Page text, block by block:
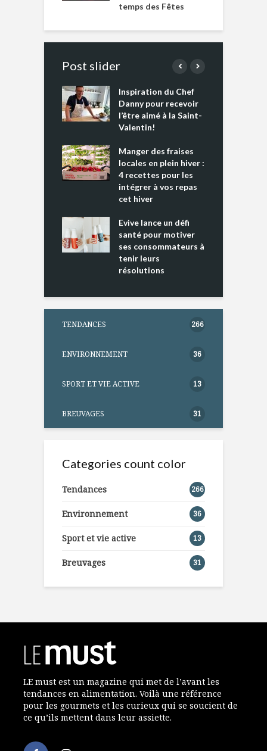
temps des Fêtes
Post slider
Inspiration du Chef
Danny pour recevoir
l’être aimé à la Saint-
Valentin!
Manger des fraises
locales en plein hiver :
4 recettes pour les
intégrer à vos repas
cet hiver
Evive lance un défi
santé pour motiver
ses consommateurs à
tenir leurs
résolutions
TENDANCES 266
ENVIRONNEMENT 36
SPORT ET VIE ACTIVE 13
BREUVAGES 31
Categories count color
Tendances 266
Environnement 36
Sport et vie active 13
Breuvages 31
LE must est un magazine qui met de l’avant les
tendances en alimentation. Voilà une référence
pour les gourmets et les curieux qui se soucient de
ce qu’ils mettent dans leur assiette.